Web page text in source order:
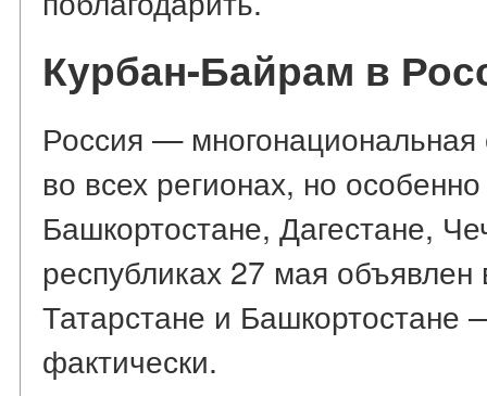
Курбан-Байрам в
Россия —
во всех регионах, но
Башкортостане, Дагестане,
республиках 27 мая
Татарстане и
фактически.